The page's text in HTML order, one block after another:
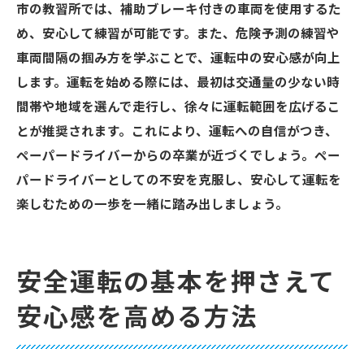
市の教習所では、補助ブレーキ付きの車両を使用するた
め、安心して練習が可能です。また、危険予測の練習や
車両間隔の掴み方を学ぶことで、運転中の安心感が向上
します。運転を始める際には、最初は交通量の少ない時
間帯や地域を選んで走行し、徐々に運転範囲を広げるこ
とが推奨されます。これにより、運転への自信がつき、
ペーパードライバーからの卒業が近づくでしょう。ペー
パードライバーとしての不安を克服し、安心して運転を
楽しむための一歩を一緒に踏み出しましょう。
安全運転の基本を押さえて
安心感を高める方法